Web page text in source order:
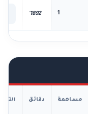
1
1892'
مساهمة دقائق